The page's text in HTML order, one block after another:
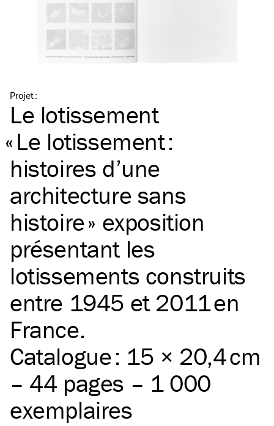
Projet:
Le lotissement
«Le lotissement :
histoires d’une
architecture sans
histoire » exposition
présentant les
lotissements construits
entre 1945 et 2011 en
France.
Catalogue : 15 × 20,4 cm
– 44 pages – 1 000
exemplaires